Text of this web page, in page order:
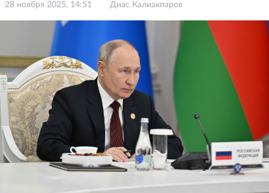
28 ноября 2025, 14:51 Диас Калиакпаров